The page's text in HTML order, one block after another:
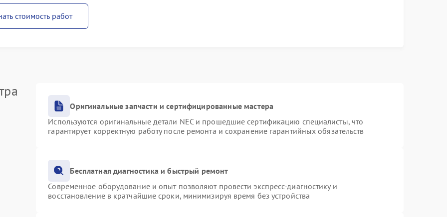
стоимость работ
Оригинальные запчасти и сертифицированные мастера
Используются оригинальные детали NEC и прошедшие сертификацию специалисты, что
гарантирует корректную работу после ремонта и сохранение гарантийных обязательств
Бесплатная диагностика и быстрый ремонт
Современное оборудование и опыт позволяют провести экспресс-диагностику и
восстановление в кратчайшие сроки, минимизируя время без устройства